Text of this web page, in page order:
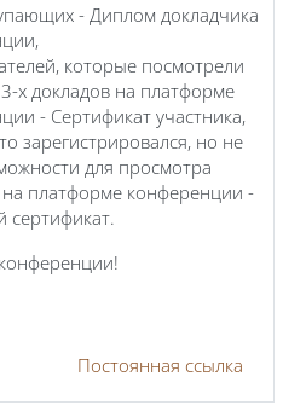
- Диплом докладчика
которые посмотрели
х докладов на платформе
- Сертификат участника,
зарегистрировался, но не
для просмотра
на платформе конференции -
сертификат.
Постоянная ссылка